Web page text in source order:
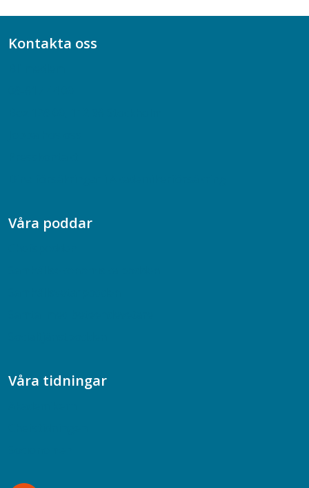
Kontakta oss
Våra poddar
Våra tidningar